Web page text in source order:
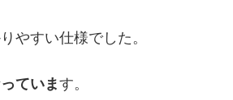
やすい仕様でした。
ています。